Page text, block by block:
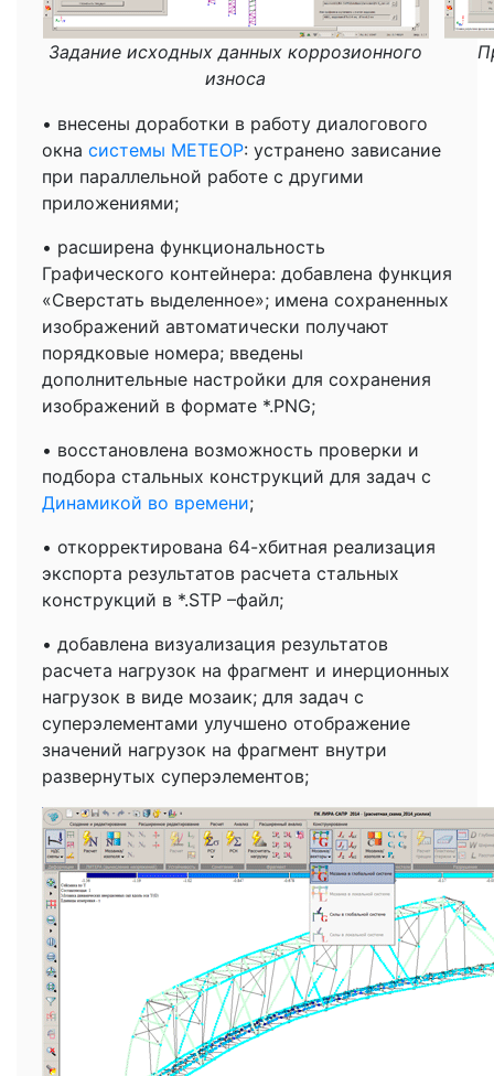
Задание исходных данных коррозионного
износа
• внесены доработки в работу диалогового
окна системы МЕТЕОР: устранено зависание
при параллельной работе с другими
приложениями;
• расширена функциональность
Графического контейнера: добавлена функция
«Сверстать выделенное»; имена сохраненных
изображений автоматически получают
порядковые номера; введены
дополнительные настройки для сохранения
изображений в формате *.PNG;
• восстановлена возможность проверки и
подбора стальных конструкций для задач с
Динамикой во времени;
• откорректирована 64-хбитная реализация
экспорта результатов расчета стальных
конструкций в *.STP –файл;
• добавлена визуализация результатов
расчета нагрузок на фрагмент и инерционных
нагрузок в виде мозаик; для задач с
суперэлементами улучшено отображение
значений нагрузок на фрагмент внутри
развернутых суперэлементов;